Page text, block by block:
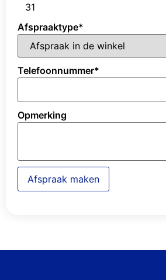
31
Afspraaktype*
Telefoonnummer*
Opmerking
Afspraak maken